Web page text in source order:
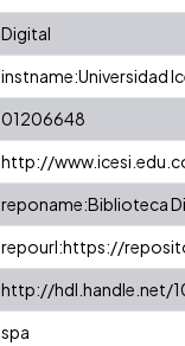
Digital
instname:Universidad
01206648
http://
reponame:Biblioteca
repourl:https://
http://hdl.handle.net/
spa